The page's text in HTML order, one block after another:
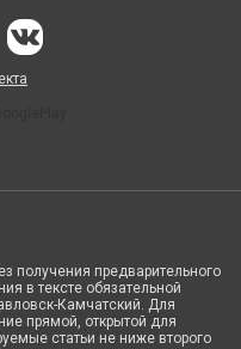
получения предварительного
в тексте обязательной
Камчатский. Для
прямой, открытой для
статьи не ниже второго